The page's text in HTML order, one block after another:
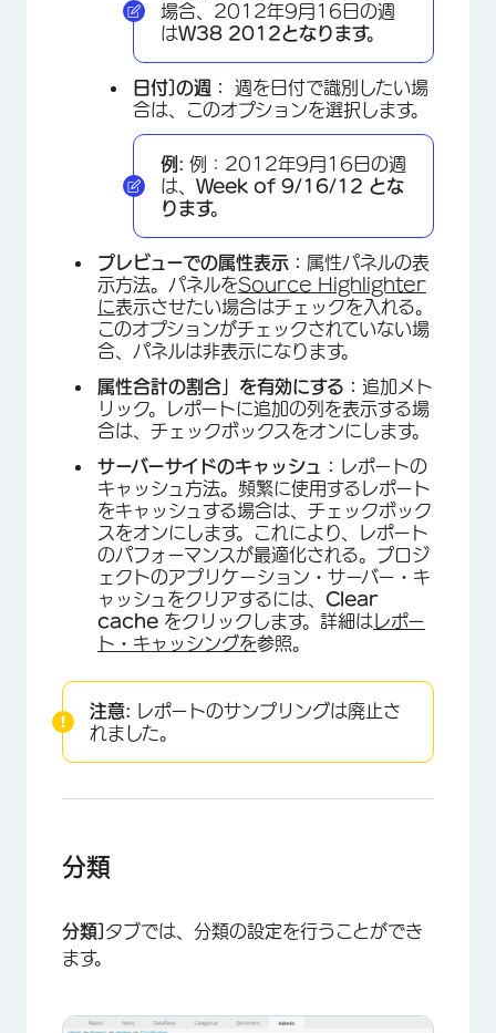
場合、2012年9月16日の週
はW38 2012となります。
日付]の週： 週を日付で識別したい場
合は、このオプションを選択します。
例: 例：2012年9月16日の週
は、 Week of 9/16/12 とな
ります。
プレビューでの属性表示： 属性パネルの表
示方法。パネルをSource Highlighter
に表示させたい場合はチェックを入れる。
このオプションがチェックされていない場
合、パネルは非表示になります。
属性合計の割合」を有効にする： 追加メト
リック。レポートに追加の列を表示する場
合は、チェックボックスをオンにします。
サーバーサイドのキャッシュ：
レポートの
キャッシュ方法。頻繁に使用するレポート
をキャッシュする場合は、チェックボック
スをオンにします。これにより、レポート
のパフォーマンスが最適化される。プロジ
ェクトのアプリケーション・サーバー・キ
ャッシュをクリアするには、 Clear
cache をクリックします。詳細は レポー
ト・キャッシングを参照。
注意: レポートのサンプリングは廃止さ
れました。
分類
分類]タブでは、分類の設定を行うことができ
ます。